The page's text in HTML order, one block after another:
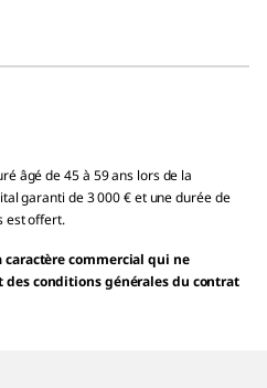
âgé de 45 à 59 ans lors de la
garanti de 3 000 € et une durée de
est offert.
commercial qui ne
conditions générales du contrat